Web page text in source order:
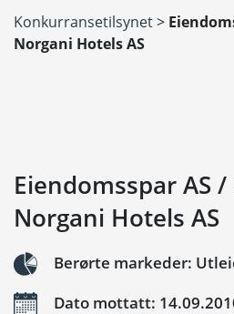
Konkurransetilsynet>
Norgani Hotels AS
Eiendomsspar AS /
Norgani Hotels AS
Berørte markeder:
Dato mottatt: